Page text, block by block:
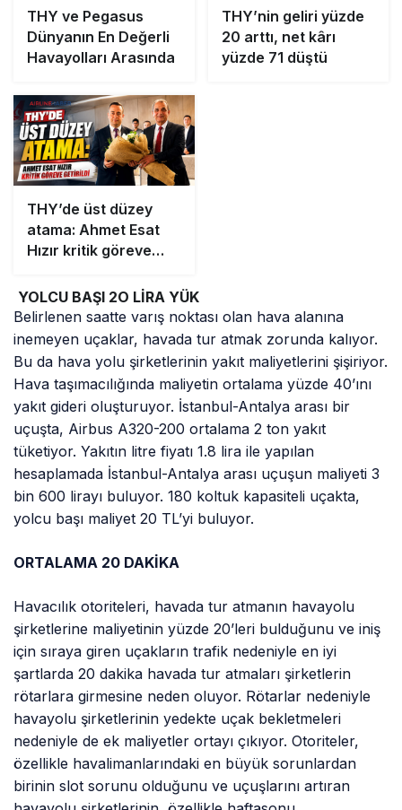
THY ve Pegasus
Dünyanın En Değerli
Havayolları Arasında
THY’nin geliri yüzde
20 arttı, net kârı
yüzde 71 düştü
THY’de üst düzey
atama: Ahmet Esat
Hızır kritik göreve
YOLCU BAŞI 2O LİRA YÜK
Belirlenen saatte varış noktası olan hava alanına
inemeyen uçaklar, havada tur atmak zorunda kalıyor.
Bu da hava yolu şirketlerinin yakıt maliyetlerini şişiriyor.
Hava taşımacılığında maliyetin ortalama yüzde 40’ını
yakıt gideri oluşturuyor. İstanbul-Antalya arası bir
uçuşta, Airbus A320-200 ortalama 2 ton yakıt
tüketiyor. Yakıtın litre fiyatı 1.8 lira ile yapılan
hesaplamada İstanbul-Antalya arası uçuşun maliyeti 3
bin 600 lirayı buluyor. 180 koltuk kapasiteli uçakta,
yolcu başı maliyet 20 TL’yi buluyor.
ORTALAMA 20 DAKİKA
Havacılık otoriteleri, havada tur atmanın havayolu
şirketlerine maliyetinin yüzde 20’leri bulduğunu ve iniş
için sıraya giren uçakların trafik nedeniyle en iyi
şartlarda 20 dakika havada tur atmaları şirketlerin
rötarlara girmesine neden oluyor. Rötarlar nedeniyle
havayolu şirketlerinin yedekte uçak bekletmeleri
nedeniyle de ek maliyetler ortayı çıkıyor. Otoriteler,
özellikle havalimanlarındaki en büyük sorunlardan
birinin slot sorunu olduğunu ve uçuşlarını artıran